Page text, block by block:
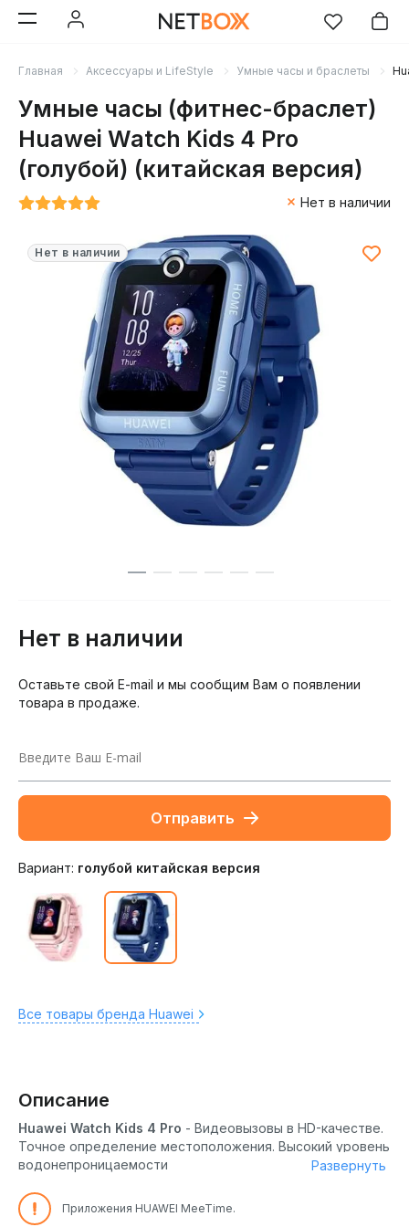
Главная Аксессуары и LifeStyle Умные часы и браслеты
Умные часы (фитнес-браслет)
Huawei Watch Kids 4 Pro
(голубой) (китайская версия)
Нет в наличии
Нет в наличии
Нет в наличии
Оставьте свой E-mail и мы сообщим Вам о появлении
товара в продаже.
Отправить
Вариант: голубой китайская версия
Все товары бренда Huawei
Описание
Huawei Watch Kids 4 Pro - Видеовызовы в HD-качестве.
Точное определение местоположения. Высокий уровень
водонепроницаемости
Общайтесь с ребенком по видеосвязи
Часы HUAWEI WATCH KIDS 4 Pro оснащены камерой 5 МП
Развернуть
Приложения HUAWEI MeeTime.